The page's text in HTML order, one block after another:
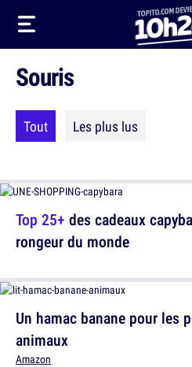
Souris
Tout Les plus lus
Top 25+ des cadeaux
rongeur du monde
Un hamac banane pour les
animaux
Amazon